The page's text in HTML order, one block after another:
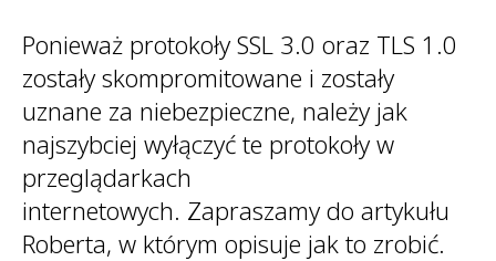
Sophos
Polityka prywatności
Ponieważ protokoły SSL 3.0 oraz TLS 1.0
zostały skompromitowane i zostały
uznane za niebezpieczne, należy jak
najszybciej wyłączyć te protokoły w
przeglądarkach
internetowych. Zapraszamy do artykułu
Roberta, w którym opisuje jak to zrobić.